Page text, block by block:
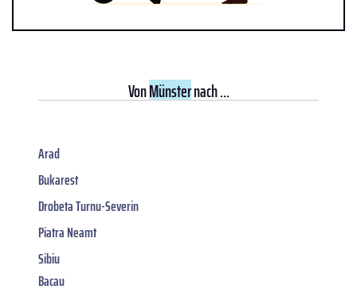
VonMünsternach ...
Arad
Bukarest
Drobeta Turnu-Severin
Piatra Neamt
Sibiu
Bacau